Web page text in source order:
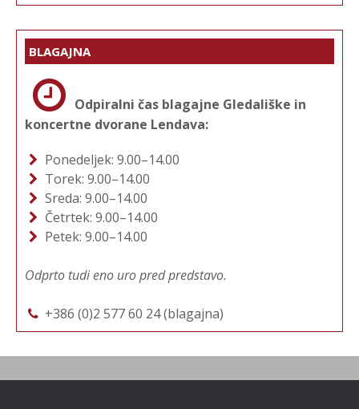
BLAGAJNA
Odpiralni čas blagajne Gledališke in
koncertne dvorane Lendava:
Ponedeljek: 9.00–14.00
Torek: 9.00–14.00
Sreda: 9.00–14.00
Četrtek: 9.00–14.00
Petek: 9.00–14.00
Odprto tudi eno uro pred predstavo.
+386 (0)2 577 60 24 (blagajna)